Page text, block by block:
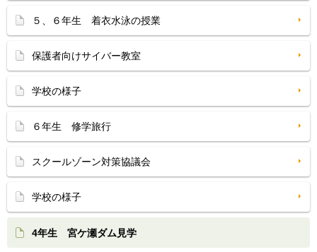
５、６年生 着衣水泳の授業
保護者向けサイバー教室
学校の様子
６年生 修学旅行
スクールゾーン対策協議会
学校の様子
4年生 宮ケ瀬ダム見学